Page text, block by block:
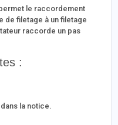
le raccordement
de filetage à un filetage
raccorde un pas
:
la notice.